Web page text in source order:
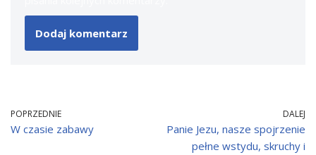
POPRZEDNIE
W czasie zabawy
DALEJ
Panie Jezu, nasze spojrzenie
pełne wstydu, skruchy i